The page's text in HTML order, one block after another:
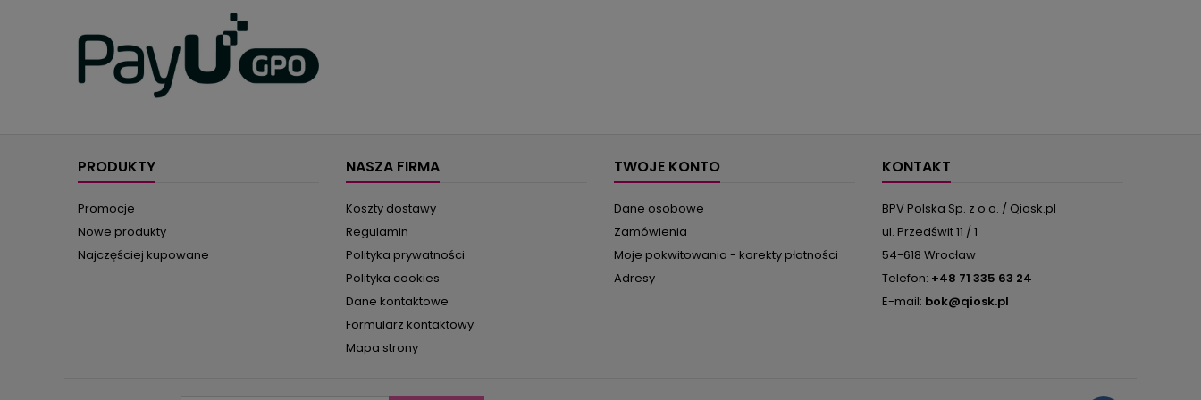
PRODUKTY
Promocje
Nowe produkty
Najczęściej kupowane
NASZA FIRMA
Koszty dostawy
Regulamin
Polityka prywatności
Polityka cookies
Dane kontaktowe
Formularz kontaktowy
Mapa strony
TWOJE KONTO
Dane osobowe
Zamówienia
Moje pokwitowania - korekty płatności
Adresy
KONTAKT
BPV Polska Sp. z o.o. / Qiosk.pl
ul. Przedświt 11 / 1
54-618 Wrocław
Telefon: +48 71 335 63 24
E-mail: bok@qiosk.pl